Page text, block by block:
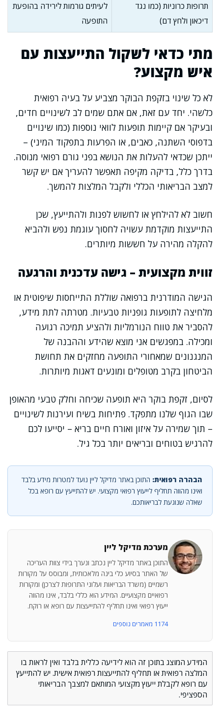
תרופות כרוניות (כמו נגד
דיכאון ולחץ דם)
לעיתים גורמות לירידה בהופעת
התופעה
מתי כדאי לשקול התייעצות עם
איש מקצוע?
לא כל שינוי בזקפת הבוקר מצביע על בעיה רפואית
כלשהי. יחד עם זאת, אם אתם שמים לב לשינויים חדים,
ובעיקר אם קיימות תופעות לוואי נוספות (כמו שינויים
בדפוסי השתנה, כאבים, או הפרעות בתפקוד המיני) –
ייתכן שכדאי להעלות את הנושא בפני גורם רפואי מנוסה.
בדרך כלל, בדיקה מקיפה תאפשר להעריך אם יש קשר
למצב הבריאותי הכללי ולקבל המלצות להמשך.
חשוב לא להילחץ או לחשוש לפנות ולהתייעץ, שכן
התייעצות מוקדמת עשויה לחסוך עוגמת נפש ולהביא
להקלה מהירה על חששות מיותרים.
זווית מקצועית – גישה עדכנית והרגעה
הגישה המודרנית ברפואה שוללת התייחסות שיפוטית או
מלחיצה לתופעות גופניות טבעיות. מטרתה לתת מידע,
להסביר את טווח הנורמליות ולהציע תמיכה רגועה
ומכילה. במפגשים אני מוצא שהידע וההבנה של
המנגנונים שמאחורי התופעה מחזקים את תחושת
הביטחון בקרב מטופלים ומונעים דאגות מיותרות.
לסיום, זקפת בוקר היא תופעה שכיחה וחלק טבעי מהאופן
שבו הגוף שלנו מתפקד. פתיחות בשיח ועירנות לשינויים
– תוך שמירה על איזון ואורח חיים בריא – יסייעו לכם
להרגיש בטוחים ובריאים יותר בכל גיל.
הבהרה רפואית: התוכן באתר מדיקל ליין נועד למטרות מידע בלבד
ואינו מהווה תחליף לייעוץ רפואי מקצועי. יש להתייעץ עם רופא בכל
שאלה שנוגעת לבריאותכם.
מערכת מדיקל ליין
התוכן באתר מדיקל ליין נכתב ונערך בידי צוות העריכה
של האתר בסיוע כלי בינה מלאכותית, ומבוסס על מקורות
רשמיים (משרד הבריאות ועלוני התרופות לצרכן) ומקורות
רפואיים מקצועיים. המידע הוא כללי בלבד, אינו מהווה
ייעוץ רפואי ואינו תחליף להתייעצות עם רופא או רוקח.
1174 מאמרים נוספים
המידע המוצג בתוכן זה הוא לידיעה כללית בלבד ואין לראות בו
המלצה רפואית או תחליף להתייעצות רפואית אישית. יש להתייעץ
עם רופא לקבלת ייעוץ מקצועי המותאם למצבך הבריאותי
הספציפי.